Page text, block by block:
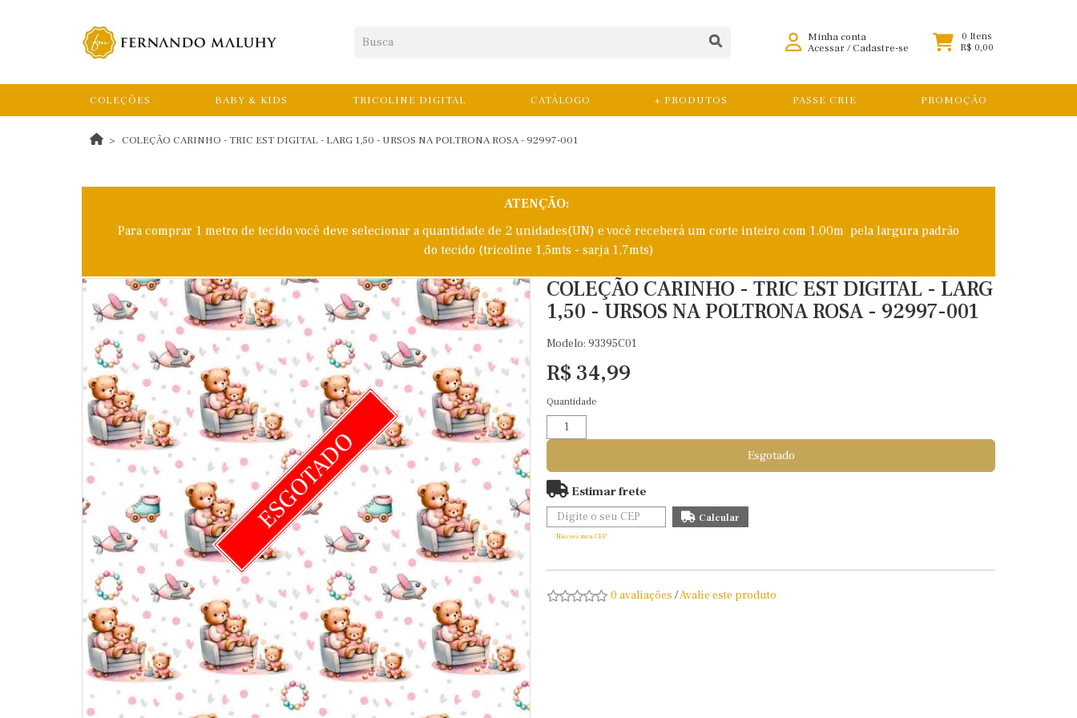
Minha conta
Acessar/Cadastre-se
0 Itens
R$ 0,00
COLEÇÕES BABY & KIDS TRICOLINE DIGITAL CATÁLOGO + PRODUTOS PASSE CRIE PROMOÇÃO
COLEÇÃO CARINHO - TRIC EST DIGITAL - LARG 1,50 - URSOS NA POLTRONA ROSA - 92997-001
ATENÇÃO:
Para comprar 1 metro de tecido você deve selecionar a quantidade de 2 unidades(UN) e você receberá um corte inteiro com 1,00m pela largura padrão
do tecido (tricoline 1,5mts - sarja 1,7mts)
ESGOTADO
COLEÇÃO CARINHO - TRIC EST DIGITAL - LARG
1,50 - URSOS NA POLTRONA ROSA - 92997-001
Modelo: 93395C01
R$ 34,99
Quantidade
Esgotado
Estimar frete
Não sei meu CEP
0 avaliações /Avalie este produto